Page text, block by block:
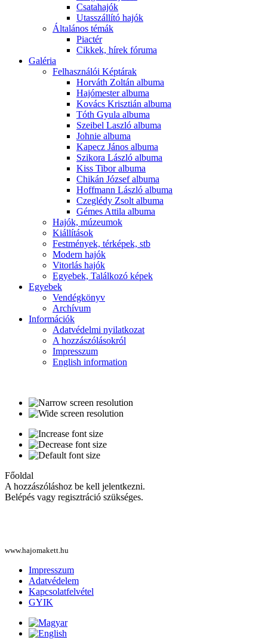
Csatahajók
Utasszállító hajók
Általános témák
Piactér
Cikkek, hírek fóruma
Galéria
Felhasználói Képtárak
Horváth Zoltán albuma
Hajómester albuma
Kovács Krisztián albuma
Tóth Gyula albuma
Szeibel Laszló albuma
Johnie albuma
Kapecz János albuma
Szikora László albuma
Kiss Tibor albuma
Chikán József albuma
Hoffmann László albuma
Czeglédy Zsolt albuma
Gémes Attila albuma
Hajók, múzeumok
Kiállítások
Festmények, térképek, stb
Modern hajók
Vitorlás hajók
Egyebek, Találkozó képek
Egyebek
Vendégkönyv
Archívum
Információk
Adatvédelmi nyilatkozat
A hozzászólásokról
Impresszum
English information
Főoldal
A hozzászóláshoz be kell jelentkezni.
Belépés vagy regisztráció szükséges.
www.hajomakett.hu
Impresszum
Adatvédelem
Kapcsolatfelvétel
GYIK